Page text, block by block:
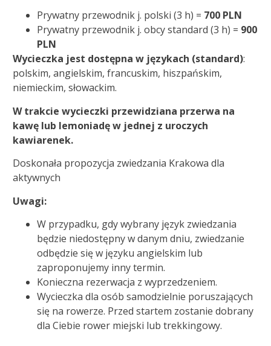
Prywatny przewodnik j. polski (3 h) = 700 PLN
Prywatny przewodnik j. obcy standard (3 h) = 900
PLN
Wycieczka jest dostępna w językach (standard):
polskim, angielskim, francuskim, hiszpańskim,
niemieckim, słowackim.
W trakcie wycieczki przewidziana przerwa na
kawę lub lemoniadę w jednej z uroczych
kawiarenek.
Doskonała propozycja zwiedzania Krakowa dla
aktywnych
Uwagi:
W przypadku, gdy wybrany język zwiedzania
będzie niedostępny w danym dniu, zwiedzanie
odbędzie się w języku angielskim lub
zaproponujemy inny termin.
Konieczna rezerwacja z wyprzedzeniem.
Wycieczka dla osób samodzielnie poruszających
się na rowerze. Przed startem zostanie dobrany
dla Ciebie rower miejski lub trekkingowy.